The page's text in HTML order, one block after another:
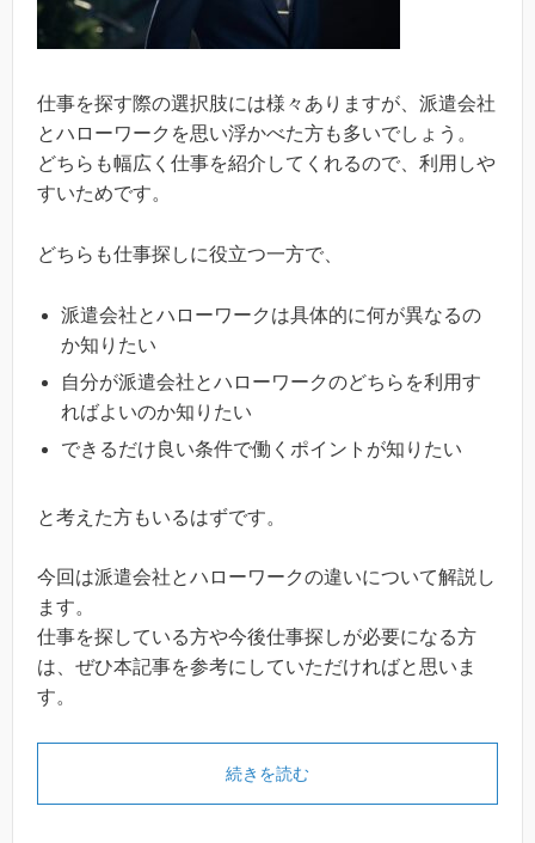
仕事を探す際の選択肢には様々ありますが、派遣会社
とハローワークを思い浮かべた方も多いでしょう。
どちらも幅広く仕事を紹介してくれるので、利用しや
すいためです。
どちらも仕事探しに役立つ一方で、
派遣会社とハローワークは具体的に何が異なるの
か知りたい
自分が派遣会社とハローワークのどちらを利用す
ればよいのか知りたい
できるだけ良い条件で働くポイントが知りたい
と考えた方もいるはずです。
今回は派遣会社とハローワークの違いについて解説し
ます。
仕事を探している方や今後仕事探しが必要になる方
は、ぜひ本記事を参考にしていただければと思いま
す。
続きを読む